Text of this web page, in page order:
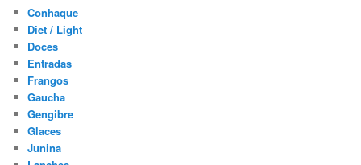
Conhaque
Diet / Light
Doces
Entradas
Frangos
Gaucha
Gengibre
Glaces
Junina